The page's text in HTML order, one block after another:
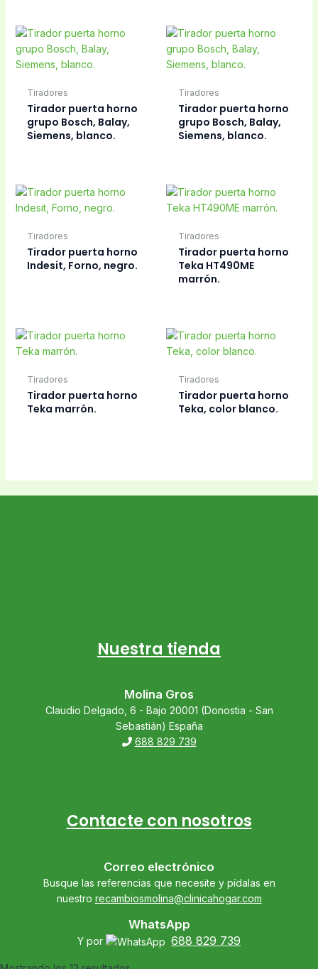
Tiradores
Tirador puerta horno
grupo Bosch, Balay,
Siemens, blanco.
Tiradores
Tirador puerta horno
grupo Bosch, Balay,
Siemens, blanco.
Tiradores
Tirador puerta horno
Indesit, Forno, negro.
Tiradores
Tirador puerta horno
Teka HT490ME
marrón.
Tiradores
Tirador puerta horno
Teka marrón.
Tiradores
Tirador puerta horno
Teka, color blanco.
Nuestra tienda
Molina Gros
Claudio Delgado, 6 - Bajo 20001 (Donostia - San
Sebastián) España
688 829 739
Contacte con nosotros
Correo electrónico
Busque las referencias que necesite y pídalas en
nuestro recambiosmolina@clinicahogar.com
WhatsApp
Y por 688 829 739